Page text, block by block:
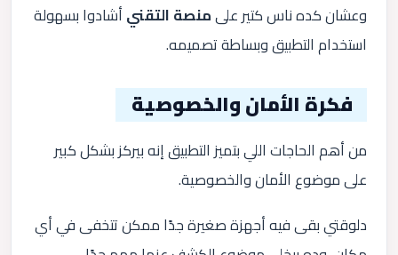
وعشان كده ناس كتير علىمنصة التقني أشادوا بسهولة
استخدام التطبيق وبساطة تصميمه.
فكرة الأمان والخصوصية
من أهم الحاجات اللي بتميز التطبيق إنه بيركز بشكل كبير
على موضوع الأمان والخصوصية.
دلوقتي بقى فيه أجهزة صغيرة جدًا ممكن تتخفى في أي